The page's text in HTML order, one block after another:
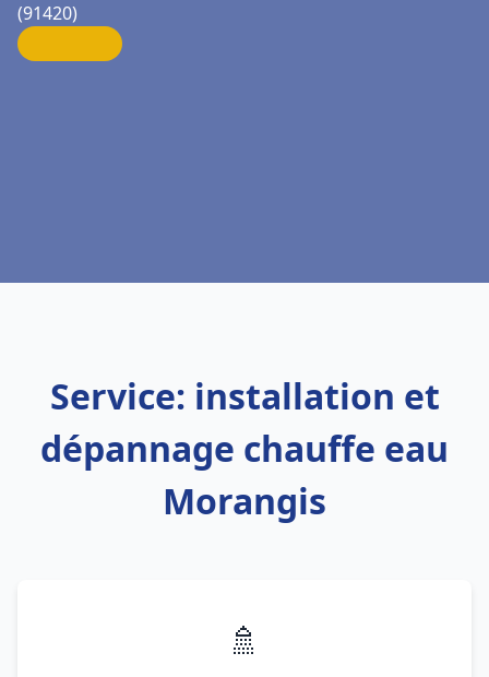
(91420)
Service: installation et
dépannage chauffe eau
Morangis
🚿